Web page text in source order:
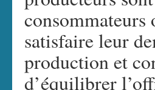
consommateurs
satisfaire leur
production et
d’équilibrer